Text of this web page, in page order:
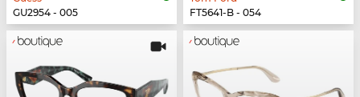
GU2954 - 005
FT5641-B - 054